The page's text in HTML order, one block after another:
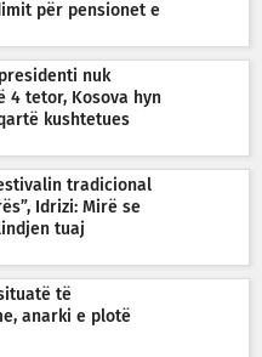
për pensionet e
nuk
4 tetor, Kosova hyn
kushtetues
tradicional
Idrizi: Mirë se
tuaj
të
anarki e plotë